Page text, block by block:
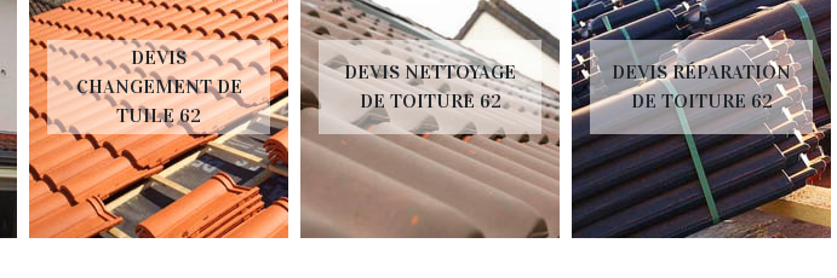
DEVIS
CHANGEMENT DE
TUILE 62
DEVIS NETTOYAGE
DE TOITURE 62
DEVIS RÉPARATION
DE TOITURE 62